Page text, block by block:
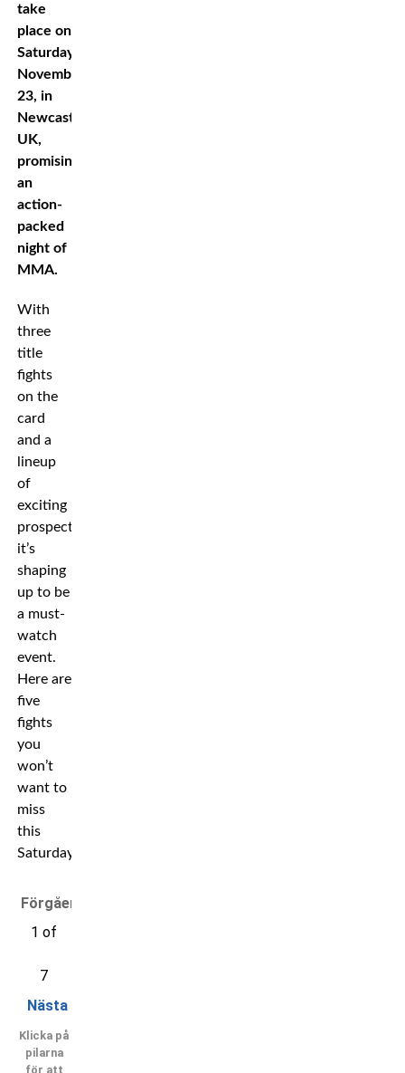
take
place on
Saturday,
November
23, in
Newcastle,
UK,
promising
an
action-
packed
night of
MMA.
With
three
title
fights
on the
card
and a
lineup
of
exciting
prospects,
it’s
shaping
up to be
a must-
watch
event.
Here are
five
fights
you
won’t
want to
miss
this
Saturday!
Förgående
1 of
7
Nästa
Klicka på
pilarna
för att